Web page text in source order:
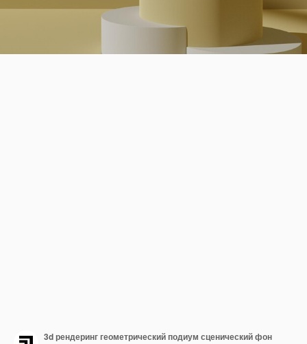
3d рендеринг геометрический подиум сценический фон